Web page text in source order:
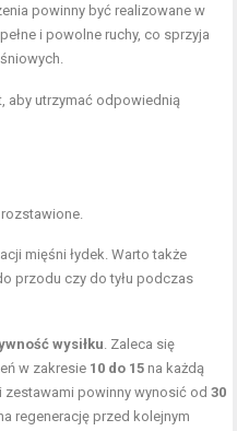
powinny być realizowane w
i powolne ruchy, co sprzyja
aby utrzymać odpowiednią
mięśni łydek. Warto także
przodu czy do tyłu podczas
wysiłku. Zaleca się
w zakresie 10 do 15 na każdą
zestawami powinny wynosić od30
regenerację przed kolejnym